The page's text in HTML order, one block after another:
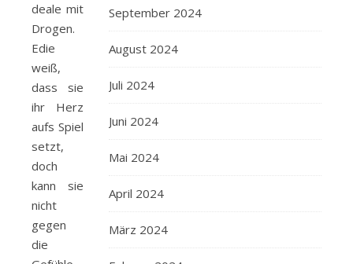
deale mit
Drogen.
Edie
weiß,
dass sie
ihr Herz
aufs Spiel
setzt,
doch
kann sie
nicht
gegen
die
September 2024
August 2024
Juli 2024
Juni 2024
Mai 2024
April 2024
März 2024